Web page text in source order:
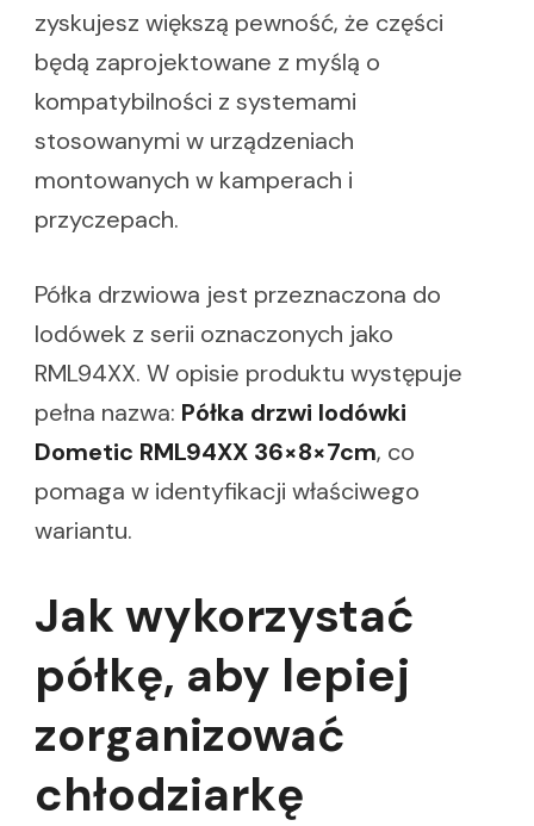
zyskujesz większą pewność, że części
będą zaprojektowane z myślą o
kompatybilności z systemami
stosowanymi w urządzeniach
montowanych w kamperach i
przyczepach.
Półka drzwiowa jest przeznaczona do
lodówek z serii oznaczonych jako
RML94XX. W opisie produktu występuje
pełna nazwa: Półka drzwi lodówki
Dometic RML94XX 36×8×7cm, co
pomaga w identyfikacji właściwego
wariantu.
Jak wykorzystać
półkę, aby lepiej
zorganizować
chłodziarkę